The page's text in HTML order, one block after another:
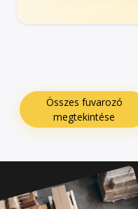
Összes fuvarozó
megtekintése